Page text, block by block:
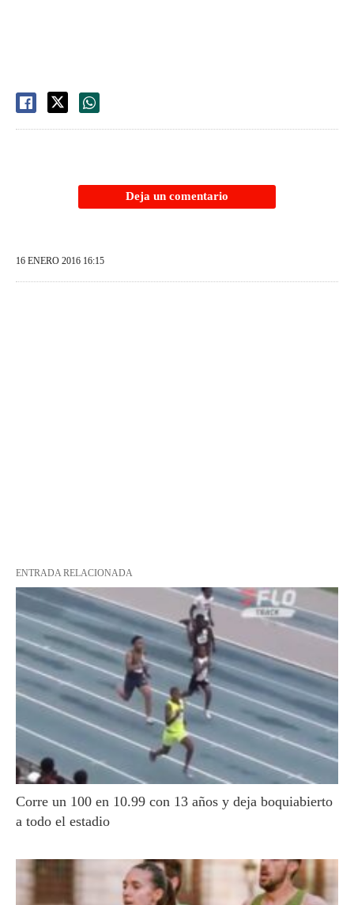
Deja un comentario
16 ENERO 2016 16:15
ENTRADA RELACIONADA
Corre un 100 en 10.99 con 13 años y deja boquiabierto
a todo el estadio